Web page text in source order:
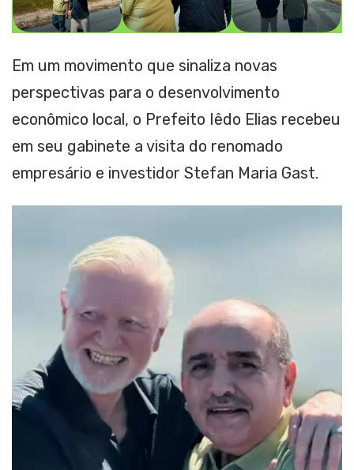
Em um movimento que sinaliza novas
perspectivas para o desenvolvimento
econômico local, o Prefeito Iêdo Elias recebeu
em seu gabinete a visita do renomado
empresário e investidor Stefan Maria Gast.